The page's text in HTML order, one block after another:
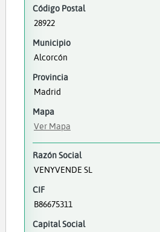
Código Postal
28922
Municipio
Alcorcón
Provincia
Madrid
Mapa
Ver Mapa
Razón Social
VENYVENDE SL
CIF
B86675311
Capital Social